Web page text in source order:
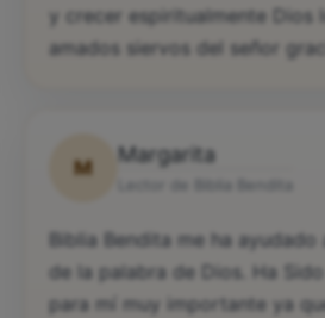
y crecer espiritualmente Dios
amados siervos del señor
M
Margarita
Biblia Bendita me ha
de la palabra de Dios. Ha
para mí muy importante ya